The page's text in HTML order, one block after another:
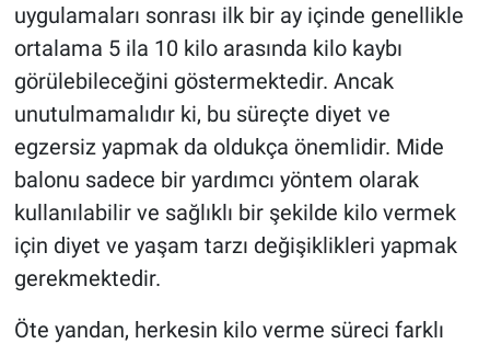
uygulamaları sonrası ilk bir ay içinde genellikle
ortalama 5 ila 10 kilo arasında kilo kaybı
görülebileceğini göstermektedir. Ancak
unutulmamalıdır ki, bu süreçte diyet ve
egzersiz yapmak da oldukça önemlidir. Mide
balonu sadece bir yardımcı yöntem olarak
kullanılabilir ve sağlıklı bir şekilde kilo vermek
için diyet ve yaşam tarzı değişiklikleri yapmak
gerekmektedir.
Öte yandan, herkesin kilo verme süreci farklı